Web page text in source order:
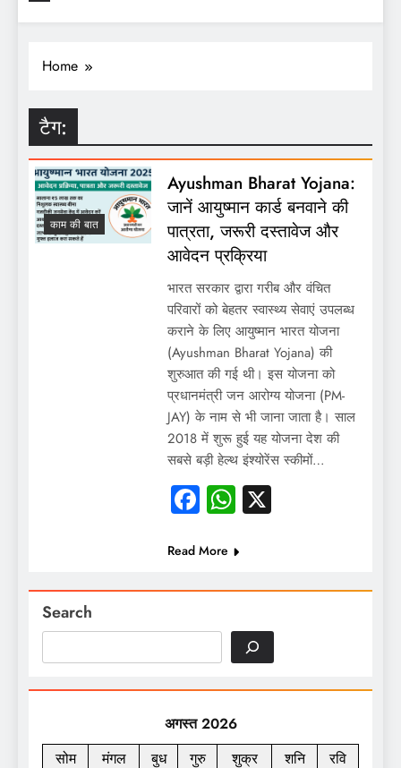
Home
टैग:
काम की बात
Ayushman Bharat Yojana:
जानें आयुष्मान कार्ड बनवाने की
पात्रता, जरूरी दस्तावेज और
आवेदन प्रक्रिया
भारत सरकार द्वारा गरीब और वंचित
परिवारों को बेहतर स्वास्थ्य सेवाएं उपलब्ध
कराने के लिए आयुष्मान भारत योजना
(Ayushman Bharat Yojana) की
शुरुआत की गई थी। इस योजना को
प्रधानमंत्री जन आरोग्य योजना (PM-
JAY) के नाम से भी जाना जाता है। साल
2018 में शुरू हुई यह योजना देश की
सबसे बड़ी हेल्थ इंश्योरेंस स्कीमों…
Facebook
WhatsApp
X
Read More
Search
अगस्त 2026
सोम
मंगल बुध गुरु शुक्र शनि
रवि